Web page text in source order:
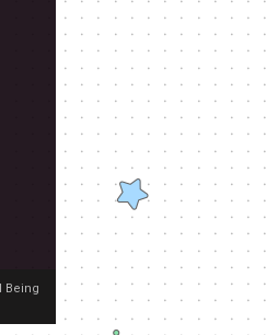
Being